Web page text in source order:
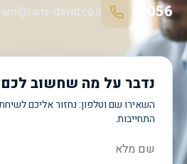
*2056
david.co.il
נדבר על מה שחשוב
השאירו שם וטלפון: נחזור אליכם
התחייבות.
שם מלא